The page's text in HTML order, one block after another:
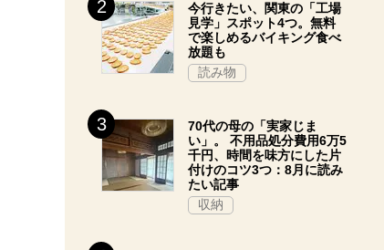
今行きたい、関東の「工場
見学」スポット4つ。無料
で楽しめるバイキング食べ
放題も
読み物
70代の母の「実家じま
い」。 不用品処分費用6万5
千円、時間を味方にした片
付けのコツ3つ：8月に読み
たい記事
収納